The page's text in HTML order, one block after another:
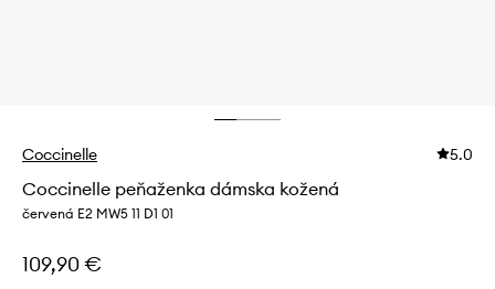
Coccinelle 5.0
Coccinelle peňaženka dámska kožená
červená E2 MW5 11 D1 01
109,90 €